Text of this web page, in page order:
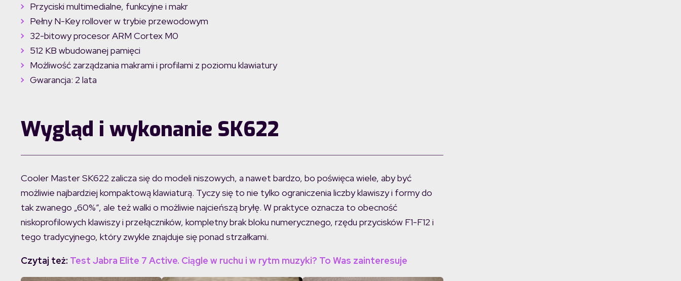
Przyciski multimedialne, funkcyjne i makr
Pełny N-Key rollover w trybie przewodowym
32-bitowy procesor ARM Cortex M0
512 KB wbudowanej pamięci
Możliwość zarządzania makrami i profilami z poziomu klawiatury
Gwarancja: 2 lata
Wygląd i wykonanie SK622
Cooler Master SK622 zalicza się do modeli niszowych, a nawet bardzo, bo poświęca wiele, aby być
możliwie najbardziej kompaktową klawiaturą. Tyczy się to nie tylko ograniczenia liczby klawiszy i formy do
tak zwanego „60%”, ale też walki o możliwie najcieńszą bryłę. W praktyce oznacza to obecność
niskoprofilowych klawiszy i przełączników, kompletny brak bloku numerycznego, rzędu przycisków F1-F12 i
tego tradycyjnego, który zwykle znajduje się ponad strzałkami.
Czytaj też: Test Jabra Elite 7 Active. Ciągle w ruchu i w rytm muzyki? To Was zainteresuje